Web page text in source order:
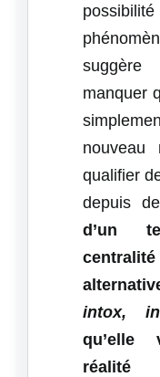
suggère
manquer
qualifier
depuis
d’un
intox,
qu’elle